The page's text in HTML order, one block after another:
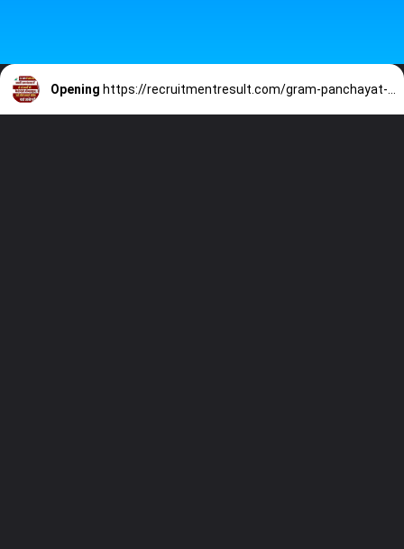
Opening https://recruitmentresult.com/gram-panchayat-work-report/